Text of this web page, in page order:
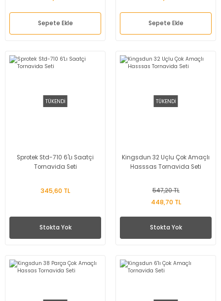
Sepete Ekle Sepete Ekle
TÜKENDİ
Sprotek Std-710 6'Lı Saatçi
Tornavida Seti
345,60 TL
Stokta Yok
TÜKENDİ
Kingsdun 32 Uçlu Çok Amaçlı
Hasssas Tornavida Seti
547,20 TL
448,70 TL
Stokta Yok